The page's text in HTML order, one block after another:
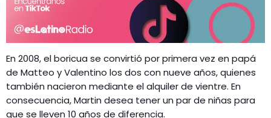
En 2008, el boricua se convirtió por primera vez en papá
de Matteo y Valentino los dos con nueve años, quienes
también nacieron mediante el alquiler de vientre. En
consecuencia, Martin desea tener un par de niñas para
que se lleven 10 años de diferencia.